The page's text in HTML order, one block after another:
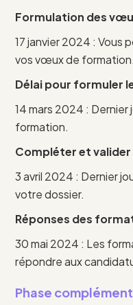
Formulation des
17 janvier 2024 : Vous
vos vœux de formation.
Délai pour formuler
14 mars 2024 :
formation.
Compléter et valider
3 avril 2024 : Dernier
votre dossier.
Réponses des
30 mai 2024 : Les
répondre aux
Phase